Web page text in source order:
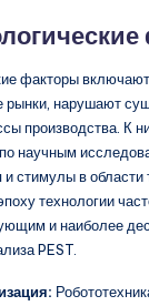
факторы
рынки, нарушают
производства. К
научным
и стимулы в области
технологии
и наиболее
PEST.